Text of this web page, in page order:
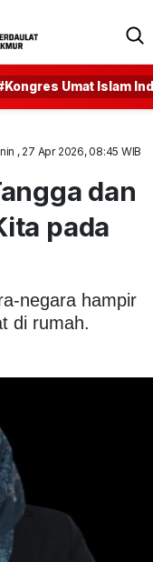
Umat Islam
, 27 Apr 2026, 08:45 WIB
dan
pada
negara hampir
di rumah.